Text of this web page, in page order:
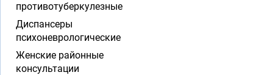
противотуберкулезные
Диспансеры
психоневрологические
Женские районные
консультации